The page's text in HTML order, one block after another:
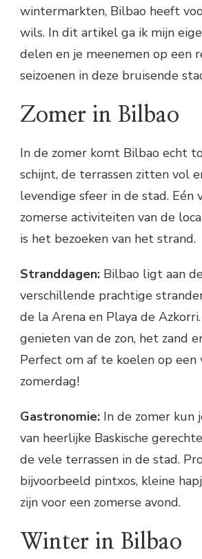
wintermarkten, Bilbao heeft
wils. In dit artikel ga ik mijn
delen en je meenemen op een
seizoenen in deze bruisende
Zomer in Bilbao
In de zomer komt Bilbao echt
schijnt, de terrassen zitten vol
levendige sfeer in de stad. Eén
zomerse activiteiten van de
is het bezoeken van het strand.
Stranddagen: Bilbao ligt aan
verschillende prachtige
de la Arena en Playa de
genieten van de zon, het zand
Perfect om af te koelen op een
zomerdag!
Gastronomie: In de zomer kun
van heerlijke Baskische
de vele terrassen in de stad.
bijvoorbeeld pintxos, kleine
zijn voor een zomerse avond.
Winter in Bilbao